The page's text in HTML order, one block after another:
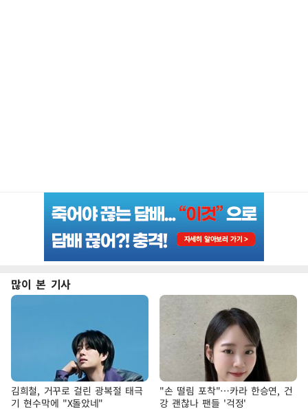
많이 본 기사
김희철, 거꾸로 걸린 광복절 태극
기 현수막에 "X돌았네"
"손 떨림 포착"…카라 한승연, 건
강 괜찮나 팬들 '걱정'